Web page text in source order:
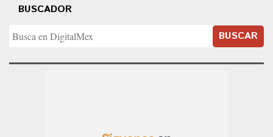
BUSCADOR
BUSCAR